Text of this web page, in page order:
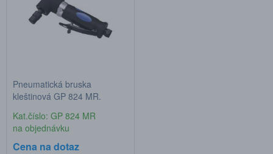
Pneumatická bruska
kleštinová GP 824 MR,
Kat.číslo: GP 824 MR
na objednávku
Cena na dotaz